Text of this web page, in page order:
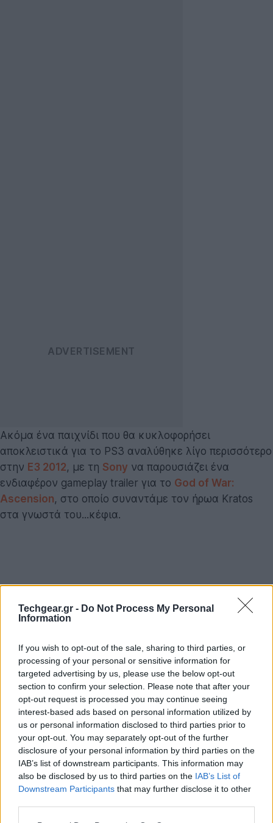
Techgear.gr - Do Not Process My Personal
Information
If you wish to opt-out of the sale, sharing to third parties, or
processing of your personal or sensitive information for
targeted advertising by us, please use the below opt-out
section to confirm your selection. Please note that after your
opt-out request is processed you may continue seeing
interest-based ads based on personal information utilized by
us or personal information disclosed to third parties prior to
your opt-out. You may separately opt-out of the further
disclosure of your personal information by third parties on the
IAB’s list of downstream participants. This information may
also be disclosed by us to third parties on the IAB’s List of
Downstream Participants that may further disclose it to other
Ακόμα ένα παιχνίδι που θα κυκλοφορήσει
αποκλειστικά για το PS3 αναλύθηκε λίγο περισσότερο
στην E3 2012, με τη Sony να παρουσιάζει ένα
ενδιαφέρον gameplay trailer για το God of War:
Ascension, στο οποίο συναντάμε τον ήρωα Kratos
στα γνωστά του...κέφια.